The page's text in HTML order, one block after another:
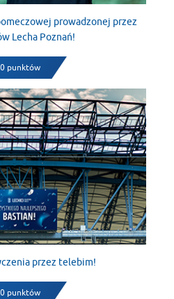
prowadzonej przez
Lecha Poznań!
punktów
przez telebim!
punktów